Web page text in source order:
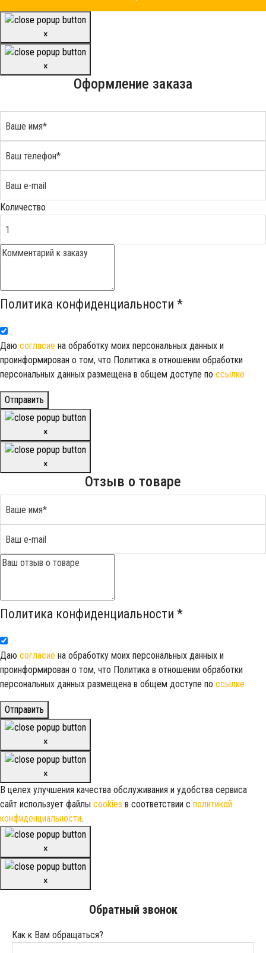
×
×
Оформление заказа
Количество
Политика конфиденциальности *
.
Даю согласие на обработку моих персональных данных и
проинформирован о том, что Политика в отношении обработки
персональных данных размещена в общем доступе по ссылке
Отправить
×
×
Отзыв о товаре
Политика конфиденциальности *
.
Даю согласие на обработку моих персональных данных и
проинформирован о том, что Политика в отношении обработки
персональных данных размещена в общем доступе по ссылке
Отправить
×
×
В целех улучшения качества обслуживания и удобства сервиса
сайт использует файлы cookies в соответствии с политикой
конфиденциальности.
×
×
Обратный звонок
Как к Вам обращаться?